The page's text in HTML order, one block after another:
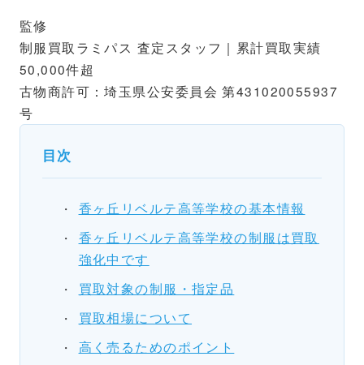
監修
制服買取ラミパス 査定スタッフ｜累計買取実績
50,000件超
古物商許可：埼玉県公安委員会 第431020055937
号
目次
香ヶ丘リベルテ高等学校の基本情報
香ヶ丘リベルテ高等学校の制服は買取
強化中です
買取対象の制服・指定品
買取相場について
高く売るためのポイント